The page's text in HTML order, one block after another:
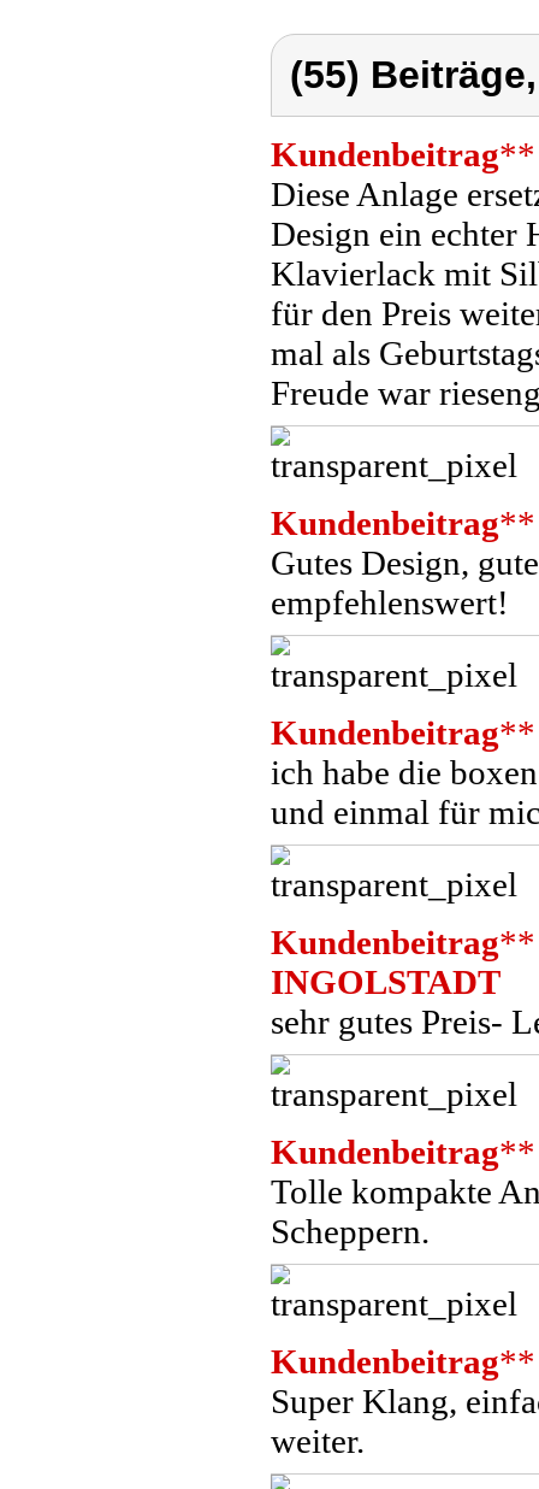
(55)
Kundenbeitrag**
Diese Anlage
Design ein echter
Klavierlack mit
für den Preis
mal als
Freude war
Kundenbeitrag**
Gutes Design,
empfehlenswert!
Kundenbeitrag**
ich habe die
und einmal für
Kundenbeitrag**
INGOLSTADT
sehr gutes Preis-
Kundenbeitrag**
Tolle kompakte
Scheppern.
Kundenbeitrag**
Super Klang,
weiter.